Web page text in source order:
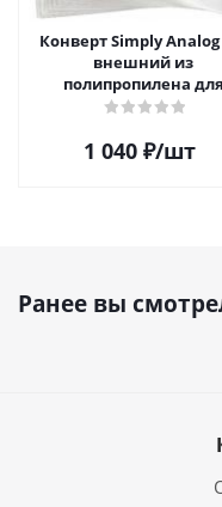
Конверт Simply Analog
внешний из
полипропилена для
пластинок (25шт)
1 040₽/шт
Ранее вы